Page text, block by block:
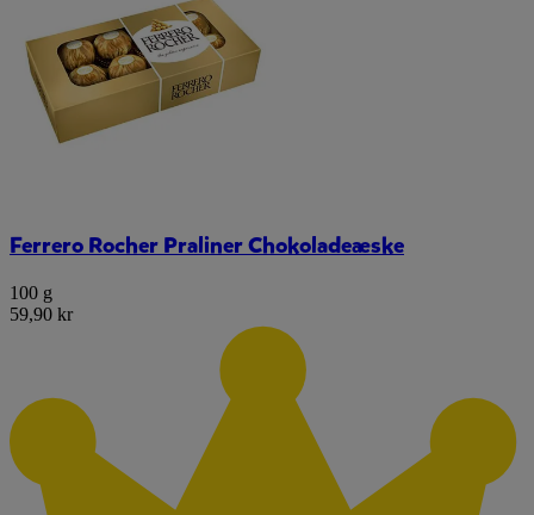
Ferrero Rocher Praliner Chokoladeæske
100 g
59,90 kr